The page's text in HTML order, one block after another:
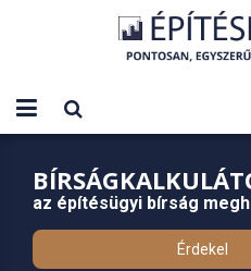
az építésügyi bírság
Érdekel